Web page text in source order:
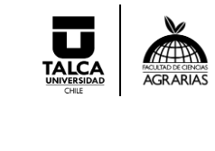
contenido